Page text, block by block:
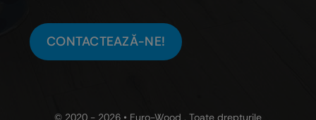
CONTACTEAZĂ-NE!
© 2020 - 2026 • Euro-Wood . Toate drepturile